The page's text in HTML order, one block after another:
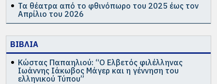
Τα θέατρα από το φθινόπωρο του 2025 έως τον
Απρίλιο του 2026
ΒΙΒΛΙΑ
Κώστας Παπαηλιού: “Ο Ελβετός φιλέλληνας
Ιωάννης Ιάκωβος Μάγερ και η γέννηση του
ελληνικού Τύπου”